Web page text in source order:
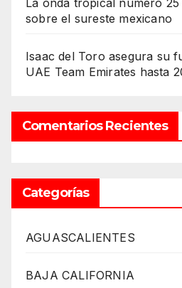
La onda tropical número
sobre el sureste mexicano
Isaac del Toro asegura su
UAE Team Emirates hasta
Comentarios Recientes
Categorías
AGUASCALIENTES
BAJA CALIFORNIA